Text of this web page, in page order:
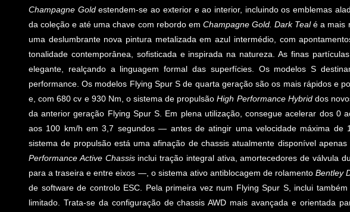
Champagne Goldestendem-se ao exterior e ao interior, incluindo os emblemas
da coleção e até uma chave com rebordo em Champagne Gold. Dark Tealé a mais
uma deslumbrante nova pintura metalizada em azul intermédio, com
tonalidade contemporânea, sofisticada e inspirada na natureza. As finas
elegante, realçando a linguagem formal das superfícies. Os modelos S
performance. Os modelos Flying Spur S de quarta geração são os mais rápidos e
e, com 680 cv e 930 Nm, o sistema de propulsãoHigh Performance Hybriddos
da anterior geração Flying Spur S. Em plena utilização, consegue acelerar dos
aos 100 km/h em 3,7 segundos — antes de atingir uma velocidade máxima de
sistema de propulsão está uma afinação de chassis atualmente disponível
Performance Active Chassisinclui tração integral ativa, amortecedores de válvula
para a traseira e entre eixos —, o sistema ativo antiblocagem de rolamentoBentley
de software de controlo ESC. Pela primeira vez num Flying Spur S, inclui
limitado. Trata-se da configuração de chassis AWD mais avançada e orientada